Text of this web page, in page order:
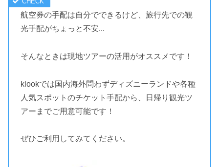
航空券の手配は自分でできるけど、旅行先での観
光手配がちょっと不安...
そんなときは現地ツアーの活用がオススメです！
klookでは国内海外問わずディズニーランドや各種
人気スポットのチケット手配から、日帰り観光ツ
アーまでご用意可能です！
ぜひご利用してみてください。